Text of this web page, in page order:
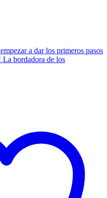
a dar los primeros pasos
bordadora de los